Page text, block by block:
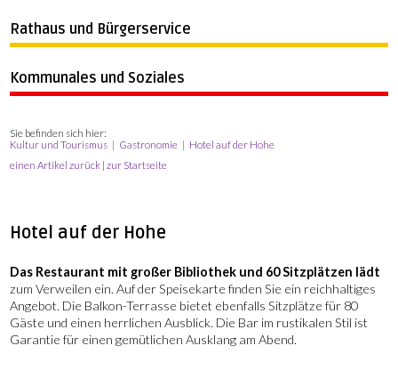
Rathaus und Bürgerservice
Kommunales und Soziales
Sie befinden sich hier:
Kultur und Tourismus
Gastronomie
Hotel auf der Hohe
einen Artikel zurück |zur Startseite
Hotel auf der Hohe
Das Restaurant mit großer Bibliothek und 60 Sitzplätzen lädt
zum Verweilen ein. Auf der Speisekarte finden Sie ein reichhaltiges
Angebot. Die Balkon-Terrasse bietet ebenfalls Sitzplätze für 80
Gäste und einen herrlichen Ausblick. Die Bar im rustikalen Stil ist
Garantie für einen gemütlichen Ausklang am Abend.